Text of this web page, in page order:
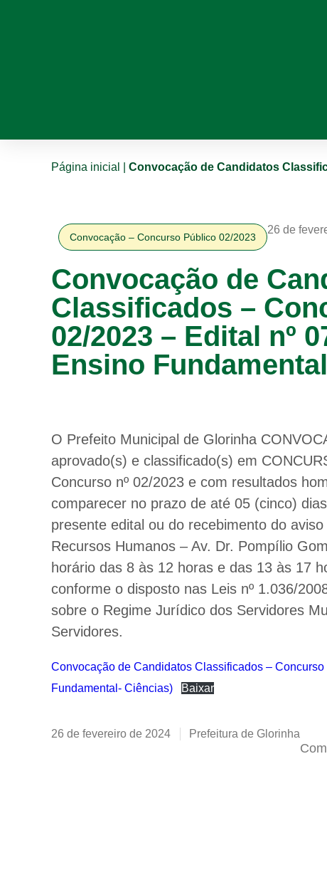
Página inicial Convocação de Candidatos
Convocação – Concurso Público 02/2023
26 de
Convocação de
Classificados –
02/2023 – Edital nº
Ensino
O Prefeito Municipal de Glorinha
aprovado(s) e classificado(s) em
Concurso nº 02/2023 e com resultados
comparecer no prazo de até 05 (cinco)
presente edital ou do recebimento do
Recursos Humanos – Av. Dr. Pompílio
horário das 8 às 12 horas e das 13 às 17
conforme o disposto nas Leis nº 1.036/
sobre o Regime Jurídico dos Servidores
Servidores.
Convocação de Candidatos Classificados –
Fundamental- Ciências)
Baixar
26 de fevereiro de 2024 Prefeitura de Glorinha